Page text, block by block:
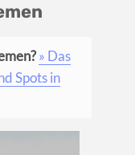
» Das
Spots in